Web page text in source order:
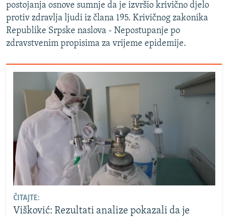
NASTANAK I RASPAD JUGOSLAVIJE
postojanja osnove sumnje da je izvršio krivično djelo
protiv zdravlja ljudi iz člana 195. Krivičnog zakonika
Republike Srpske naslova - Nepostupanje po
zdravstvenim propisima za vrijeme epidemije.
ČITAJTE:
Višković: Rezultati analize pokazali da je